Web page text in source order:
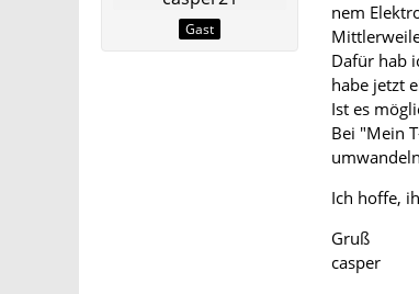
Gast
nem
Dafür hab
habe jetzt
Ist es
Bei "Mein
Ich hoffe,
Gruß
casper